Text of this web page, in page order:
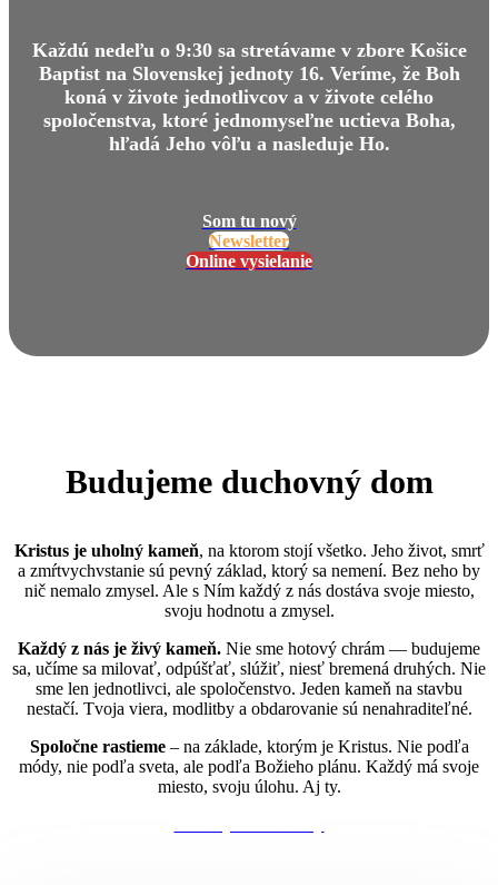
Každú nedeľu o 9:30 sa stretávame v zbore Košice
Baptist na Slovenskej jednoty 16. Veríme, že Boh
koná v živote jednotlivcov a v živote celého
spoločenstva, ktoré jednomyseľne uctieva Boha,
hľadá Jeho vôľu a nasleduje Ho.
Som tu nový
Newsletter
Online vysielanie
Budujeme duchovný dom
Kristus je uholný kameň, na ktorom stojí všetko. Jeho život, smrť
a zmŕtvychvstanie sú pevný základ, ktorý sa nemení. Bez neho by
nič nemalo zmysel. Ale s Ním každý z nás dostáva svoje miesto,
svoju hodnotu a zmysel.
Každý z nás je živý kameň. Nie sme hotový chrám — budujeme
sa, učíme sa milovať, odpúšťať, slúžiť, niesť bremená druhých. Nie
sme len jednotlivci, ale spoločenstvo. Jeden kameň na stavbu
nestačí. Tvoja viera, modlitby a obdarovanie sú nenahraditeľné.
Spoločne rastieme– na základe, ktorým je Kristus. Nie podľa
módy, nie podľa sveta, ale podľa Božieho plánu. Každý má svoje
miesto, svoju úlohu. Aj ty.